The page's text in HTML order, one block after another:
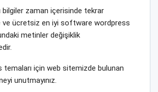
bilgiler zaman içerisinde tekrar
ve ücretsiz en iyi software wordpress
metinler değişiklik
temaları için web sitemizde bulunan
unutmayınız.